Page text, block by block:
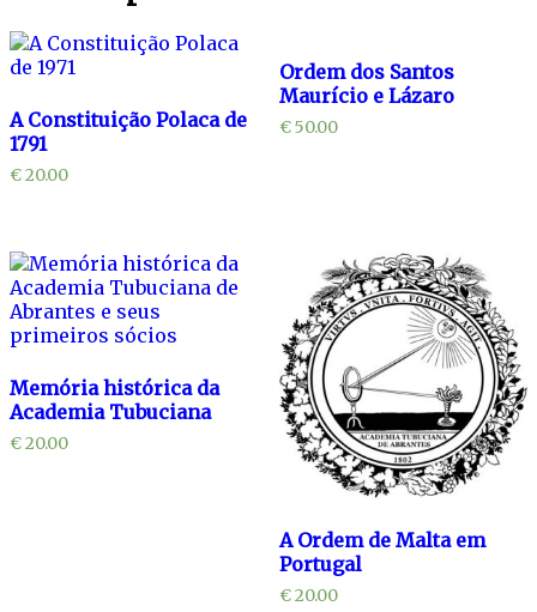
A Constituição Polaca de
1791
€20.00
Ordem dos Santos
Maurício e Lázaro
€50.00
Memória histórica da
Academia Tubuciana
€20.00
A Ordem de Malta em
Portugal
€20.00